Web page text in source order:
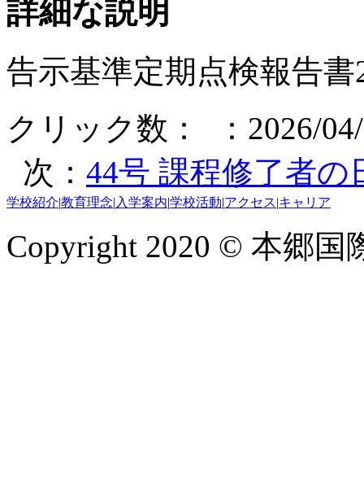
詳細な説明
告示基準定期点検報告書
クリック数：
：2026/
次： 44号 課程修了者の
学校紹介|教育理念| 入学案内|学校活動|アクセス|キャリア
Copyright 2020 © 本郷国